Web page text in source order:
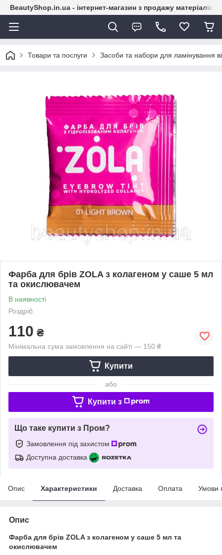
BeautyShop.in.ua - інтернет-магазин з продажу матеріалів
Товари та послуги Засоби та набори для ламінування
Фарба для брів ZOLA з колагеном у саше 5 мл
та окислювачем
В наявності
Роздріб
110 ₴
Мінімальна сума замовлення на сайті — 150 ₴
Купити
або
Купити з
Що таке купити з Пром?
Замовлення під захистом
Доступна доставка
Опис Характеристики Доставка Оплата Умови
Опис
Фарба для брів ZOLA з колагеном у саше 5 мл та
окислювачем